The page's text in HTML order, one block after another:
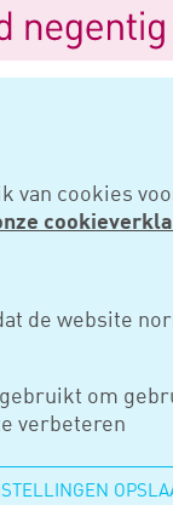
van cookies
de website
om
verbeteren
In oktober